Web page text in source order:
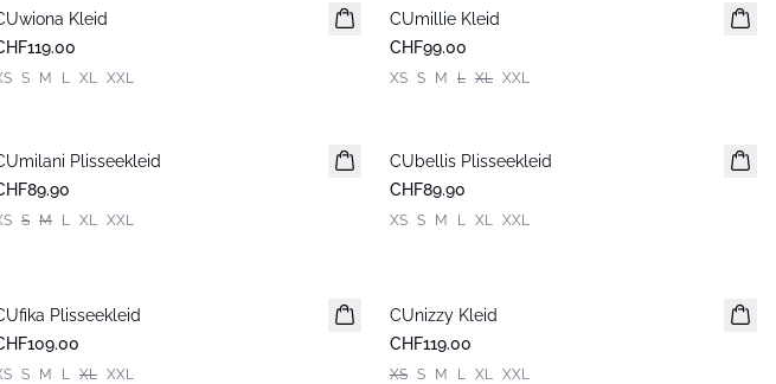
NeuheitenKleid
S M L XL XXL
Neuheiten
CUmillie Kleid
CHF99.00
XS S M L XL XXL
NeuheitenPlisseekleid
S M L XL XXL
Neuheiten
CUbellis Plisseekleid
CHF89.90
XS S M L XL XXL
NeuheitenPlisseekleid
S M L XL XXL
Neuheiten
CUnizzy Kleid
CHF119.00
XS S M L XL XXL